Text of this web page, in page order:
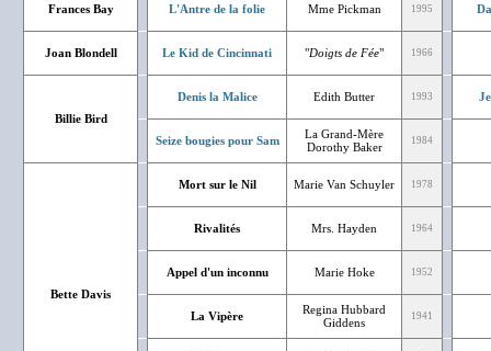
Frances Bay L'Antre de la folie Mme Pickman 1995
Joan Blondell Le Kid de Cincinnati "Doigts de Fée" 1966
Billie Bird
Denis la Malice Edith Butter 1993
Seize bougies pour Sam
La Grand-Mère
Dorothy Baker
1984
Bette Davis
Mort sur le Nil Marie Van Schuyler 1978
Rivalités Mrs. Hayden 1964
Appel d'un inconnu Marie Hoke 1952
La Vipère
Regina Hubbard
Giddens
1941